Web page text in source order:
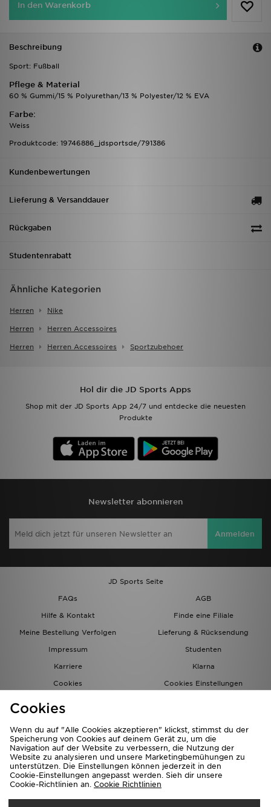
In den Warenkorb
Beschreibung
Sport: Fußball
Pflege & Material
60 % Gummi/15 % Polyurethan/13 % Polyester/12 % EVA
Farbe:
Weiss
Produktcode: 19746886_jdsportsde/791386
Kundenbewertungen
Lieferung & Versanddauer
Rückgaben
Studentenrabatt
Ähnliche Kategorien
Herren Nike
Herren Herren Accessoires
Herren Herren Accessoires Sportzubehoer
Hol dir die JD Sports Apps
Shop mit der JD Sports App 24/7 und entdecke die neuesten
Produkte
Newsletter abonnieren
Anmelden
JD Sports Seite
FAQs
AGB
Hilfe & Kontakt
Finde eine Filiale
Meine Bestellung Verfolgen
Lieferung & Rücksendung
Impressum
Studenten
Karriere
Klarna
Cookies
Cookies Einstellungen
Lieferung Nach
Cookies
Wenn du auf "Alle Cookies akzeptieren" klickst, stimmst du der
Speicherung von Cookies auf deinem Gerät zu, um die
Navigation auf der Website zu verbessern, die Nutzung der
Website zu analysieren und unsere Marketingbemühungen zu
unterstützen. Die Einstellungen können jederzeit in den
Cookie-Einstellungen angepasst werden. Sieh dir unsere
Cookie-Richtlinien an. Cookie Richtlinien